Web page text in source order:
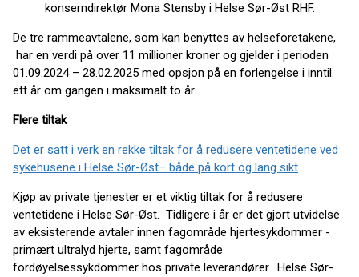
konserndirektør Mona Stensby i Helse Sør-Øst RHF.
De tre rammeavtalene, som kan benyttes av helseforetakene,
har en verdi på over 11 millioner kroner og gjelder i perioden
01.09.2024 – 28.02.2025 med opsjon på en forlengelse i inntil
ett år om gangen i maksimalt to år.
Flere tiltak
Det er satt i verk en rekke tiltak for å redusere ventetidene ved
sykehusene i Helse Sør-Øst– både på kort og lang sikt
Kjøp av private tjenester er et viktig tiltak for å redusere
ventetidene i Helse Sør-Øst. Tidligere i år er det gjort utvidelse
av eksisterende avtaler innen fagområde hjertesykdommer -
primært ultralyd hjerte, samt fagområde
fordøyelsessykdommer hos private leverandører. Helse Sør-